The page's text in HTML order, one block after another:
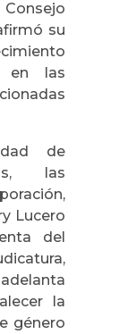
su
en las
de
las
Lucero
del
la
género